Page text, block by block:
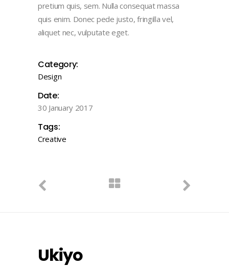
pretium quis, sem. Nulla consequat massa
quis enim. Donec pede justo, fringilla vel,
aliquet nec, vulputate eget.
Category:
Design
Date:
30 January 2017
Tags:
Creative
Ukiyo